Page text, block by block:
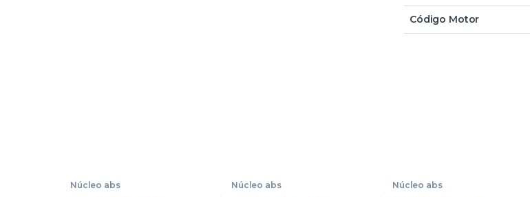
Código Motor
Núcleo abs Núcleo abs Núcleo abs